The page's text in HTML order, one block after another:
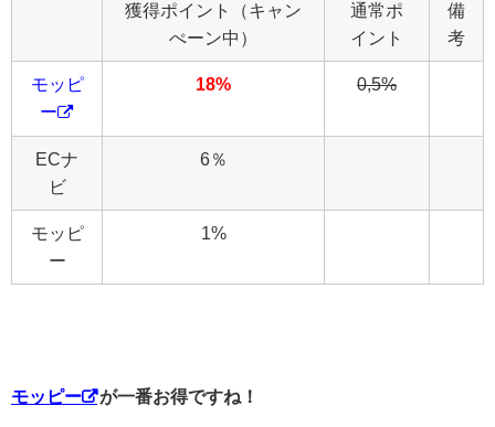
獲得ポイント（キャン
ぺーン中）
通常ポ
イント
備
考
モッピ
ー
18% 0,5%
ECナ
ビ
6％
モッピ
ー
1%
モッピー が一番お得ですね！